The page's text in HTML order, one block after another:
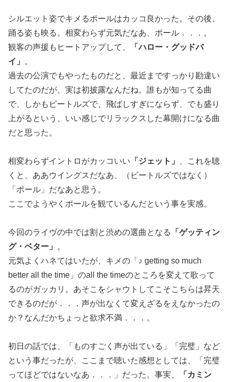
シルエット姿でキメるポールはカッコ良かった。その後、
踊る姿も映る。相変わらず元気だなあ、ポール．．．。
観客の声援もヒートアップして、
「ハロー・グッドバ
イ」 。
過去の公演でもやったものだと、最近まですっかり勘違い
してたのだが、実は初披露なんだね。誰もが知ってる曲
で、しかもビートルズで、飛ばしすぎにならず、でも盛り
上がるという、いい感じでリラックスした幕開けになる曲
だと思った。
相変わらずイントロがカッコいい 「ジェット」
、これを聴
くと、ああウイングスだなあ、（ビートルズではなく）
「ポール」だなあと思う。
ここでようやくポールを観ているんだという事を実感。
今回のライヴの中では割と渋めの選曲となる
「ゲッティン
グ・ベター」 。
元気よくハネてはいたが、キメの「♪ getting so much
better all the time」のall the timeのところを変えて歌って
るのがガッカリ。あそこをシャウトしてこそこちらは昇天
できるのだが．．．声が出なくて変えざるをえなかったの
か？なんだかちょっと欲求不満．．．。
初日の話では、「ものすごく声が出ている」「完璧」など
という事だったが、ここまで聴いた感想としては、「完璧
ってほどではないなあ．．．」だった。事実、
「カミン